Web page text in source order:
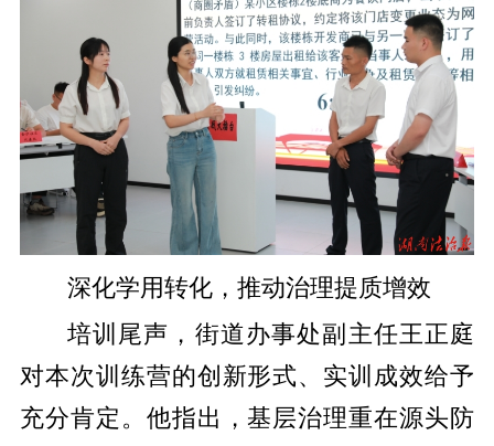
深化学用转化，推动治理提质增效
培训尾声，街道办事处副主任王正庭
对本次训练营的创新形式、实训成效给予
充分肯定。他指出，基层治理重在源头防